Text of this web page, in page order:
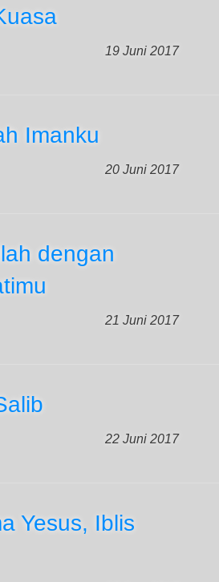
19 Juni 2017
Imanku
20 Juni 2017
dengan
21 Juni 2017
22 Juni 2017
Yesus, Iblis